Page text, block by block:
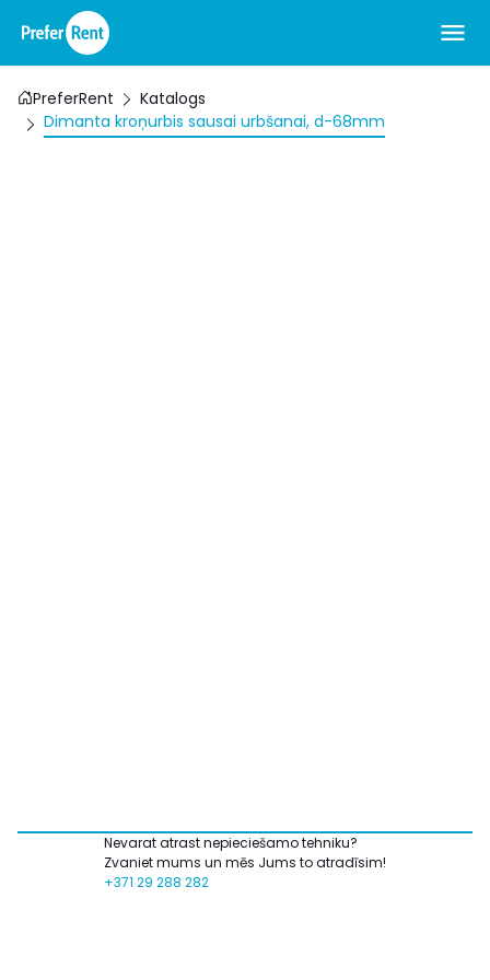
PreferRent
Katalogs
Dimanta kroņurbis sausai urbšanai, d-68mm
Nevarat atrast nepieciešamo tehniku?
Zvaniet mums un mēs Jums to atradīsim!
+371 29 288 282